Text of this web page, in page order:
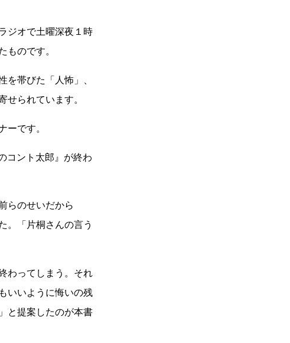
ジオで土曜深夜１時
のです。
帯びた「人怖」、
られています。
です。
コント太郎』が終わ
らのせいだから
。「片桐さんの言う
わってしまう。それ
いいように悔いの残
と提案したのが本書